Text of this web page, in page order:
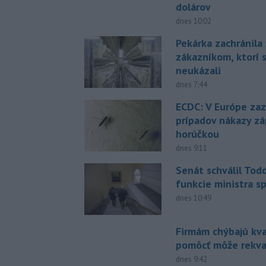
dolárov
dnes 10:02
Pekárka
zákazníkom, ktorí
neukázali
dnes 7:44
ECDC: V Európe
prípadov nákazy
horúčkou
dnes 9:11
Senát schválil
funkcie ministra
dnes 10:49
Firmám chýbajú
pomôcť môže
dnes 9:42